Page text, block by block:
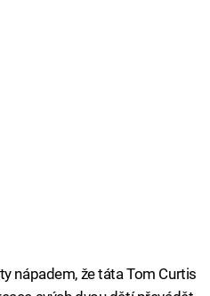
nápadem, že táta Tom Curtis